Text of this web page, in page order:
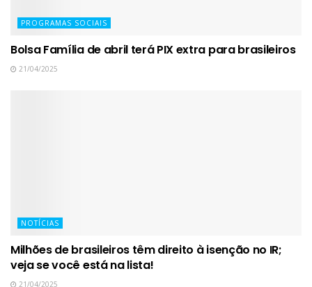
PROGRAMAS SOCIAIS
Bolsa Família de abril terá PIX extra para brasileiros
21/04/2025
NOTÍCIAS
Milhões de brasileiros têm direito à isenção no IR;
veja se você está na lista!
21/04/2025